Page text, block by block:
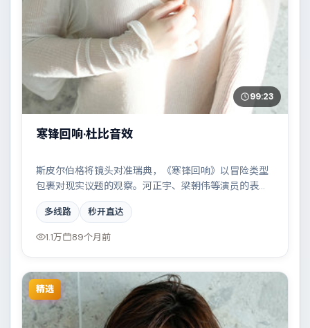
99:23
寒锋回响·杜比音效
斯皮尔伯格将镜头对准瑞典，《寒锋回响》以冒险类型
包裹对现实议题的观察。河正宇、梁朝伟等演员的表演
层次丰富，都市霓虹下的人性试炼与自我救赎。全片在
类型元素与人文关怀之间取得平衡。
多线路 秒开直达
1.1万 89个月前
精选